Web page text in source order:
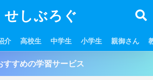
せしぶろぐ
介 高校生 中学生 小学生 親御さん
すすめの学習サービス